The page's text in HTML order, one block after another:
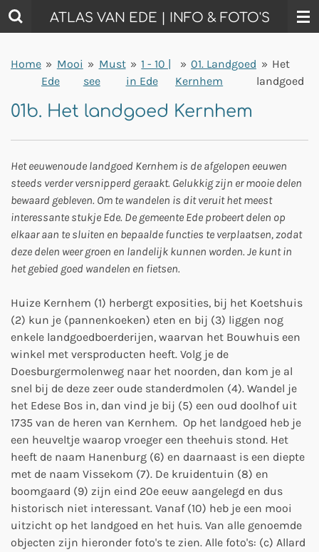
Ga
direct
de
hoofdinhoud
ATLAS VAN EDE | INFO & FOTO'S
Home » Mooi
Ede
» Must
see
» 1 - 10 |
in Ede
» 01. Landgoed
Kernhem
» Het
landgoed
01b. Het landgoed Kernhem
Het eeuwenoude landgoed Kernhem is de afgelopen eeuwen
steeds verder versnipperd geraakt. Gelukkig zijn er mooie delen
bewaard gebleven. Om te wandelen is dit veruit het meest
interessante stukje Ede. De gemeente Ede probeert delen op
elkaar aan te sluiten en bepaalde functies te verplaatsen, zodat
deze delen weer groen en landelijk kunnen worden. Je kunt in
het gebied goed wandelen en fietsen.
Huize Kernhem (1) herbergt exposities, bij het Koetshuis
(2) kun je (pannenkoeken) eten en bij (3) liggen nog
enkele landgoedboerderijen, waarvan het Bouwhuis een
winkel met versproducten heeft. Volg je de
Doesburgermolenweg naar het noorden, dan kom je al
snel bij de deze zeer oude standerdmolen (4). Wandel je
het Edese Bos in, dan vind je bij (5) een oud doolhof uit
1735 van de heren van Kernhem. Op het landgoed heb je
een heuveltje waarop vroeger een theehuis stond. Het
heeft de naam Hanenburg (6) en daarnaast is een diepte
met de naam Vissekom (7). De kruidentuin (8) en
boomgaard (9) zijn eind 20e eeuw aangelegd en dus
historisch niet interessant. Vanaf (10) heb je een mooi
uitzicht op het landgoed en het huis. Van alle genoemde
objecten zijn hieronder foto's te zien. Alle foto's: (c) Allard